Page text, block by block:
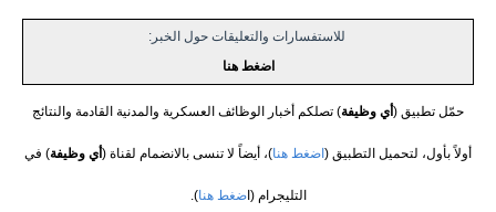
للاستفسارات والتعليقات حول الخبر:
اضغط هنا
حمّل تطبيق ( أي وظيفة) تصلكم أخبار الوظائف العسكرية والمدنية القادمة والنتائج
أولاً بأول، لتحميل التطبيق ( اضغط هنا)، أيضاً لا تنسى بالانضمام لقناة ( أي وظيفة) في
التليجرام (اضغط هنا).